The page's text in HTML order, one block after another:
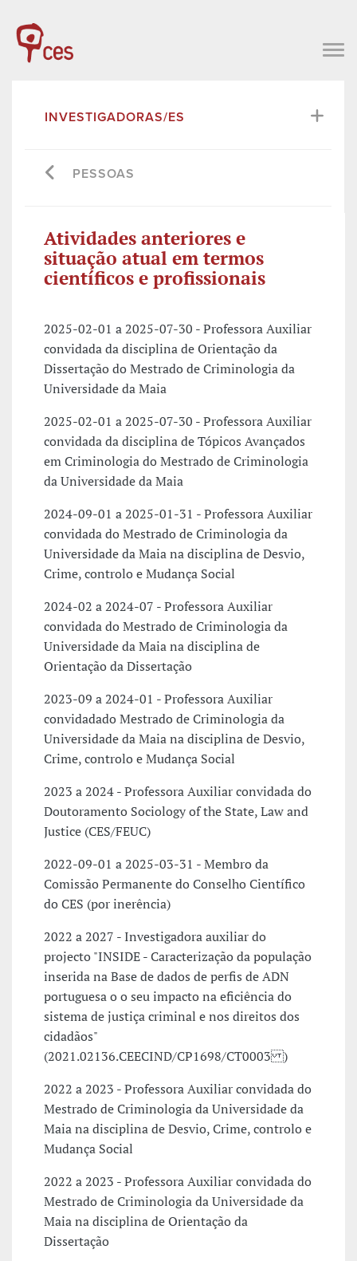
INVESTIGADORAS/ES
PESSOAS
Atividades anteriores e
situação atual em termos
científicos e profissionais
2025-02-01 a 2025-07-30 - Professora Auxiliar
convidada da disciplina de Orientação da
Dissertação do Mestrado de Criminologia da
Universidade da Maia
2025-02-01 a 2025-07-30 - Professora Auxiliar
convidada da disciplina de Tópicos Avançados
em Criminologia do Mestrado de Criminologia
da Universidade da Maia
2024-09-01 a 2025-01-31 - Professora Auxiliar
convidada do Mestrado de Criminologia da
Universidade da Maia na disciplina de Desvio,
Crime, controlo e Mudança Social
2024-02 a 2024-07 - Professora Auxiliar
convidada do Mestrado de Criminologia da
Universidade da Maia na disciplina de
Orientação da Dissertação
2023-09 a 2024-01 - Professora Auxiliar
convidadado Mestrado de Criminologia da
Universidade da Maia na disciplina de Desvio,
Crime, controlo e Mudança Social
2023 a 2024 - Professora Auxiliar convidada do
Doutoramento Sociology of the State, Law and
Justice (CES/FEUC)
2022-09-01 a 2025-03-31 - Membro da
Comissão Permanente do Conselho Científico
do CES (por inerência)
2022 a 2027 - Investigadora auxiliar do
projecto "INSIDE - Caracterização da população
inserida na Base de dados de perfis de ADN
portuguesa o o seu impacto na eficiência do
sistema de justiça criminal e nos direitos dos
cidadãos"
(2021.02136.CEECIND/CP1698/CT0003 )
2022 a 2023 - Professora Auxiliar convidada do
Mestrado de Criminologia da Universidade da
Maia na disciplina de Desvio, Crime, controlo e
Mudança Social
2022 a 2023 - Professora Auxiliar convidada do
Mestrado de Criminologia da Universidade da
Maia na disciplina de Orientação da
Dissertação